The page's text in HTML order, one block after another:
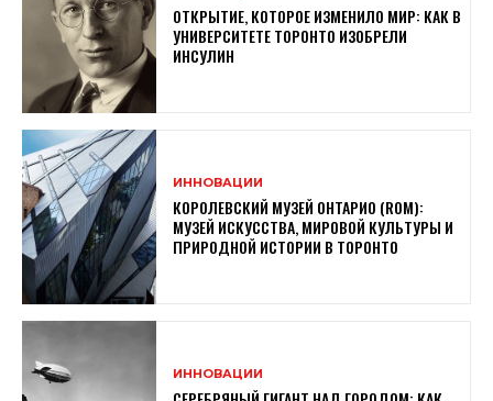
ОТКРЫТИЕ, КОТОРОЕ ИЗМЕНИЛО МИР: КАК В
УНИВЕРСИТЕТЕ ТОРОНТО ИЗОБРЕЛИ
ИНСУЛИН
ИННОВАЦИИ
КОРОЛЕВСКИЙ МУЗЕЙ ОНТАРИО (ROM):
МУЗЕЙ ИСКУССТВА, МИРОВОЙ КУЛЬТУРЫ И
ПРИРОДНОЙ ИСТОРИИ В ТОРОНТО
ИННОВАЦИИ